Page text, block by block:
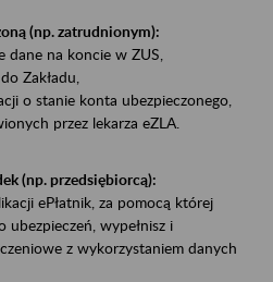
(np. zatrudnionym):
na koncie w ZUS,
Zakładu,
o stanie konta ubezpieczonego,
przez lekarza eZLA.
(np. przedsiębiorcą):
ePłatnik, za pomocą której
ubezpieczeń, wypełnisz i
z wykorzystaniem danych